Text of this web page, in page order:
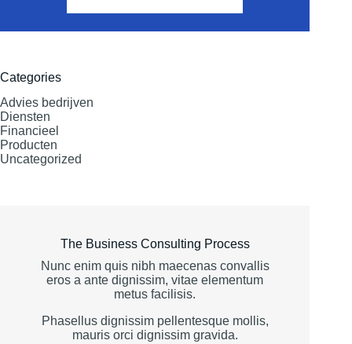
Categories
Advies bedrijven
Diensten
Financieel
Producten
Uncategorized
The Business Consulting Process
Nunc enim quis nibh maecenas convallis
eros a ante dignissim, vitae elementum
metus facilisis.
Phasellus dignissim pellentesque mollis,
mauris orci dignissim gravida.